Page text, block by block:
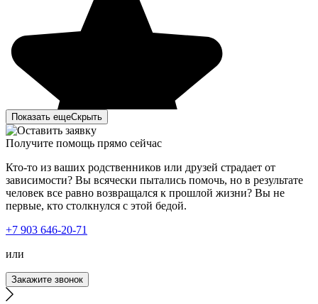
Показать ещеСкрыть
Получите помощь прямо сейчас
Кто-то из ваших родственников или друзей страдает от
зависимости? Вы всячески пытались помочь, но в результате
человек все равно возвращался к прошлой жизни? Вы не
первые, кто столкнулся с этой бедой.
+7 903 646-20-71
или
Закажите звонок